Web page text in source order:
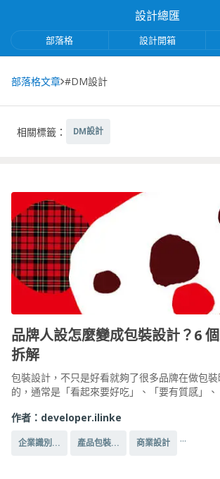
設計總匯
部落格 設計開箱
部落格文章 #DM設計
相關標籤： DM設計
品牌人設怎麼變成包裝設計？6
拆解
包裝設計，不只是好看就夠了很多品牌在做包
的，通常是「看起來要好吃」、「要有質感」、
作者： developer.ilinke
企業識別... 產品包裝... 商業設計 ...